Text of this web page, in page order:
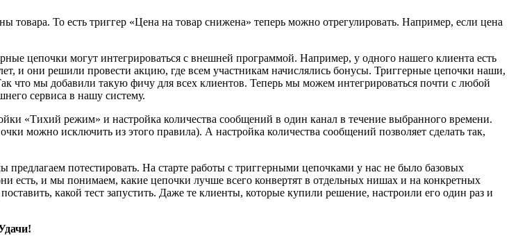
То есть триггер «Цена на товар снижена» теперь можно отрегулировать. Например, если цена
цепочки могут интегрироваться с внешней программой. Например, у одного нашего клиента есть
и они решили провести акцию, где всем участникам начислялись бонусы. Триггерные цепочки наши,
что мы добавили такую фичу для всех клиентов. Теперь мы можем интегрироваться почти с любой
сервиса в нашу систему.
«Тихий режим» и настройка количества сообщений в один канал в течение выбранного времени.
можно исключить из этого правила). А настройка количества сообщений позволяет сделать так,
потестировать. На старте работы с триггерными цепочками у нас не было базовых
есть, и мы понимаем, какие цепочки лучше всего конвертят в отдельных нишах и на конкретных
какой тест запустить. Даже те клиенты, которые купили решение, настроили его один раз и